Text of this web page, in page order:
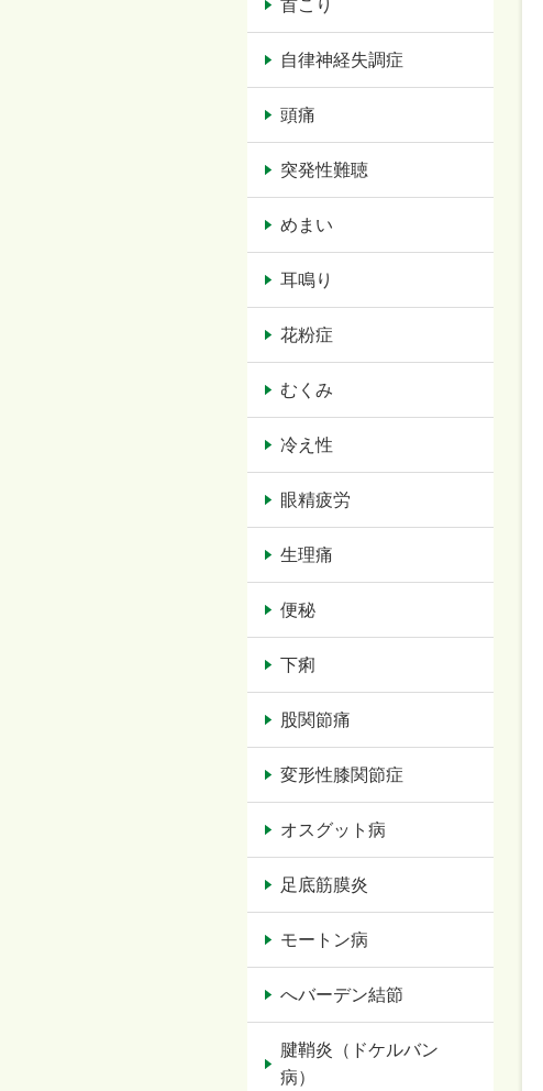
首こり
自律神経失調症
頭痛
突発性難聴
めまい
耳鳴り
花粉症
むくみ
冷え性
眼精疲労
生理痛
便秘
下痢
股関節痛
変形性膝関節症
オスグット病
足底筋膜炎
モートン病
へバーデン結節
腱鞘炎（ドケルバン
病）